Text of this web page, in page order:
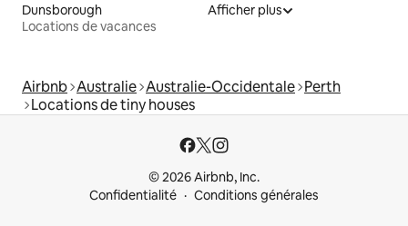
Dunsborough
Locations de vacances
Afficher plus
Airbnb Australie Australie-Occidentale Perth
Locations de tiny houses
© 2026 Airbnb, Inc.
Confidentialité
Conditions générales